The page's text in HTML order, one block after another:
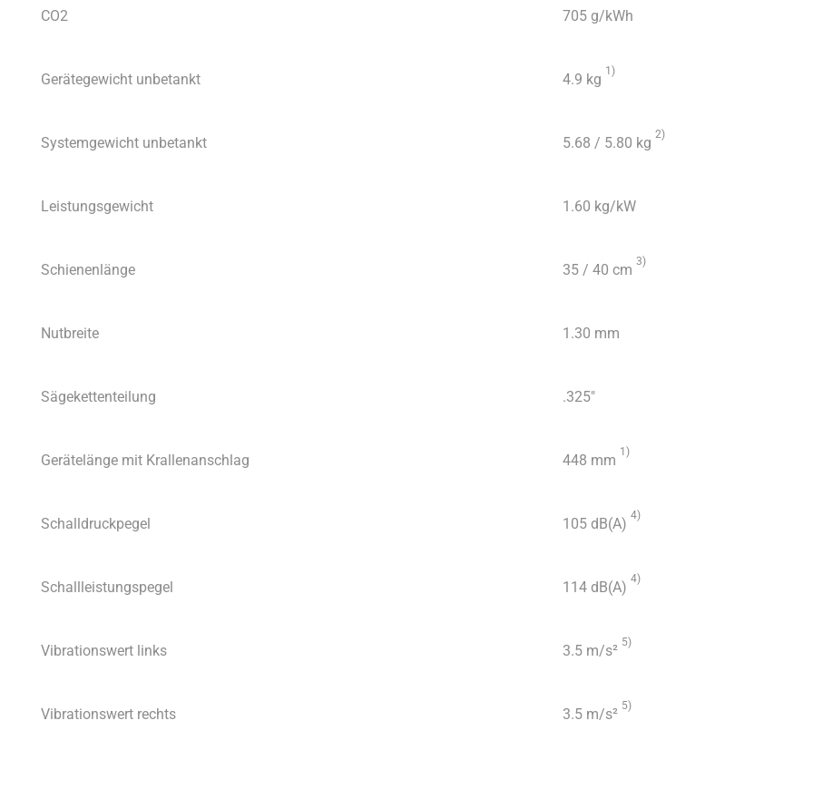
CO2 705 g/kWh
Gerätegewicht unbetankt 4.9 kg
1)
Systemgewicht unbetankt 5.68 / 5.80 kg
2)
Leistungsgewicht 1.60 kg/kW
Schienenlänge 35 / 40 cm
3)
Nutbreite 1.30 mm
Sägekettenteilung .325″
Gerätelänge mit Krallenanschlag 448 mm
1)
Schalldruckpegel 105 dB(A)
4)
Schallleistungspegel 114 dB(A)
4)
Vibrationswert links 3.5 m/s²
5)
Vibrationswert rechts 3.5 m/s²
5)